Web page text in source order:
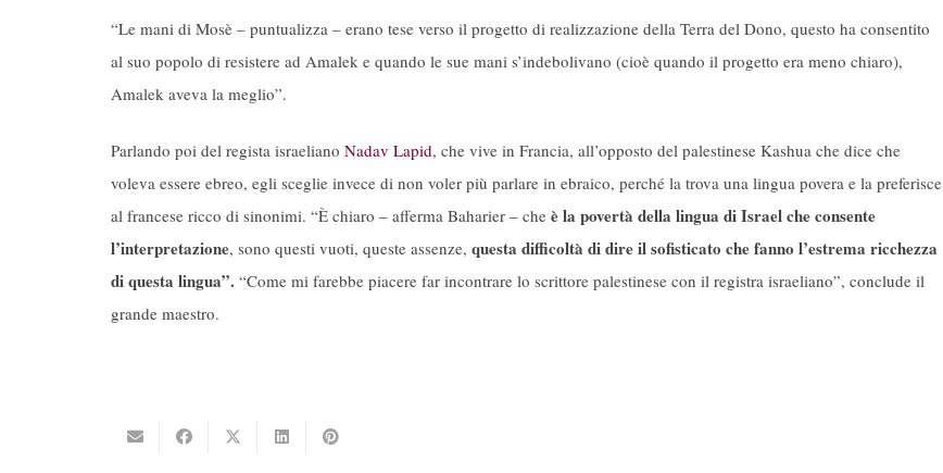
“Le mani di Mosè – puntualizza – erano tese verso il progetto di realizzazione della Terra del Dono, questo ha consentito
al suo popolo di resistere ad Amalek e quando le sue mani s’indebolivano (cioè quando il progetto era meno chiaro),
Amalek aveva la meglio”.
Parlando poi del regista israeliano Nadav Lapid, che vive in Francia, all’opposto del palestinese Kashua che dice che
voleva essere ebreo, egli sceglie invece di non voler più parlare in ebraico, perché la trova una lingua povera e la preferisce
al francese ricco di sinonimi. “È chiaro – afferma Baharier – che è la povertà della lingua di Israel che consente
l’interpretazione, sono questi vuoti, queste assenze, questa difficoltà di dire il sofisticato che fanno l’estrema ricchezza
di questa lingua”. “Come mi farebbe piacere far incontrare lo scrittore palestinese con il registra israeliano”, conclude il
grande maestro.